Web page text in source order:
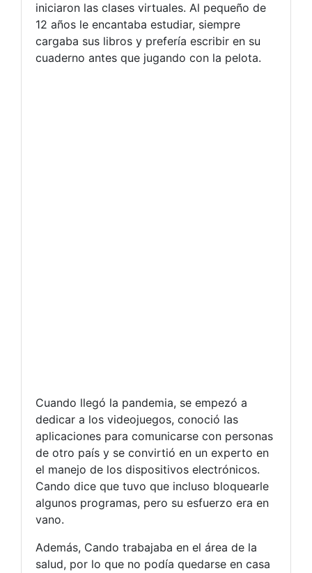
iniciaron las clases virtuales. Al pequeño de
12 años le encantaba estudiar, siempre
cargaba sus libros y prefería escribir en su
cuaderno antes que jugando con la pelota.
Cuando llegó la pandemia, se empezó a
dedicar a los videojuegos, conoció las
aplicaciones para comunicarse con personas
de otro país y se convirtió en un experto en
el manejo de los dispositivos electrónicos.
Cando dice que tuvo que incluso bloquearle
algunos programas, pero su esfuerzo era en
vano.
Además, Cando trabajaba en el área de la
salud, por lo que no podía quedarse en casa